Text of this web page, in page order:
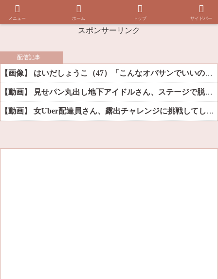
スポンサーリンク
配信記事
【画像】 はいだしょうこ（47）「こんなオバサンでいいの…？」
【動画】 見せパン丸出し地下アイドルさん、ステージで脱いでしまう
【動画】 女Uber配達員さん、露出チャレンジに挑戦してしまうｗｗｗｗ
メニュー ホーム トップ サイドバー